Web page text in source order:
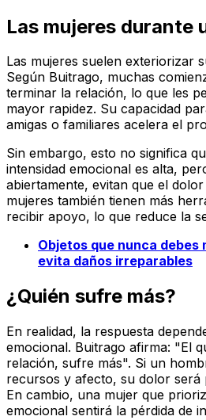
Las mujeres durante
Las mujeres suelen exteriorizar
Según Buitrago, muchas
terminar la relación, lo que les
mayor rapidez. Su capacidad
amigas o familiares acelera el
Sin embargo, esto no significa
intensidad emocional es alta,
abiertamente, evitan que el
mujeres también tienen más
recibir apoyo, lo que reduce la
Objetos que nunca debes
evita daños irreparables
¿Quién sufre más?
En realidad, la respuesta
emocional. Buitrago afirma: "El
relación, sufre más". Si un
recursos y afecto, su dolor
En cambio, una mujer que
emocional sentirá la pérdida de